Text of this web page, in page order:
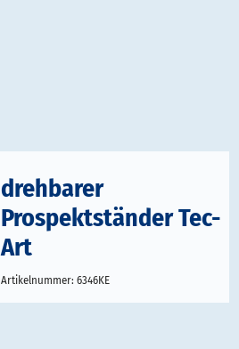
drehbarer
Prospektständer Tec-
Art
Artikelnummer: 6346KE